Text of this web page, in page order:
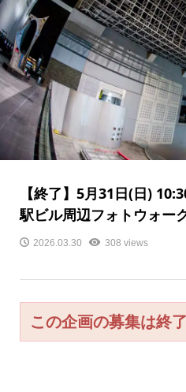
【終了】5月31日(日)
駅ビル周辺フォトウォー
2026.03.30 308 views
この企画の募集は終